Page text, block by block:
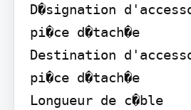
D�signation
pi�ce d�tach�e
Destination
pi�ce d�tach�e
Longueur de c�ble